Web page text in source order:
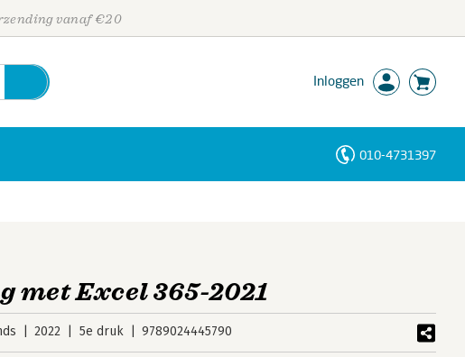
vanaf €20
Inloggen
010-4731397
met Excel 365-2021
2022 5e druk 9789024445790
Personen